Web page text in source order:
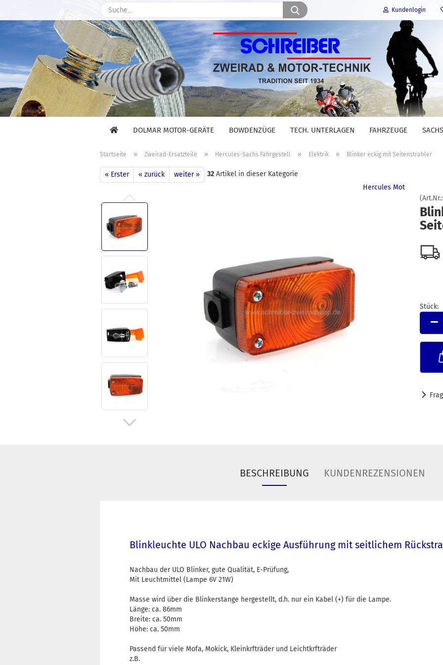
Kundenlogin
E-Mail
Passwort
Konto erstellen
Suche...
DOLMAR MOTOR-GERÄTE BOWDENZÜGE TECH. UNTERLAGEN FAHRZEUGE
Startseite » Zweirad-Ersatzteile » Hercules-Sachs Fahrgestell » Elektrik » Blinker eckig mit Seitenstrahler
« Erster « zurück weiter » 32 Artikel in dieser Kategorie
Hercules Mot
Stück:
Stück
BESCHREIBUNG KUNDENREZENSIONEN
Blinkleuchte ULO Nachbau eckige Ausführung mit seitlichem
Nachbau der ULO Blinker, gute Qualität, E-Prüfung,
Mit Leuchtmittel (Lampe 6V 21W)
Masse wird über die Blinkerstange hergestellt, d.h. nur ein Kabel (+) für die Lampe.
Länge: ca. 86mm
Breite: ca. 50mm
Höhe: ca. 50mm
Passend für viele Mofa, Mokick, Kleinkrfträder und Leichtkrfträder
z.B.